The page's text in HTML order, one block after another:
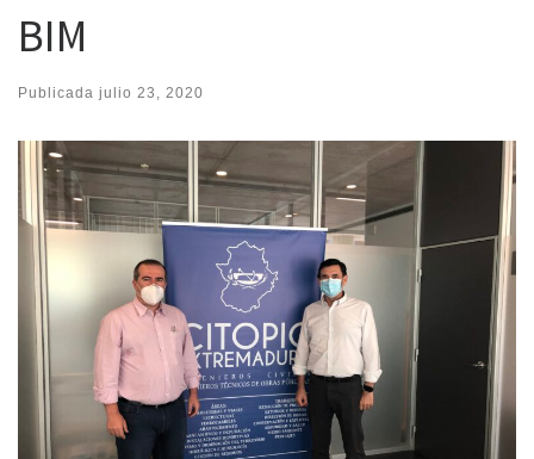
BIM
Publicada julio 23, 2020